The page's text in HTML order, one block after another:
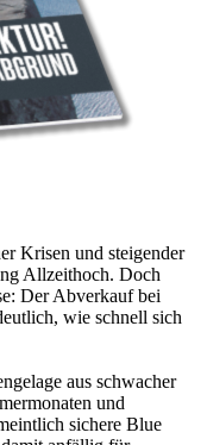
Krisen und steigender
Allzeithoch. Doch
Der Abverkauf bei
wie schnell sich
aus schwacher
und
sichere Blue